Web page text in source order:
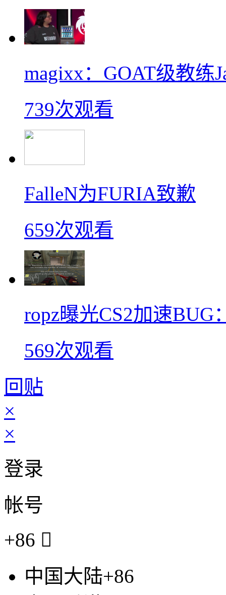
magixx：GOAT级教练
739次观看
FalleN为FURIA致歉
659次观看
ropz曝光CS2加速
569次观看
回贴
×
×
登录
帐号
+86 
中国大陆+86